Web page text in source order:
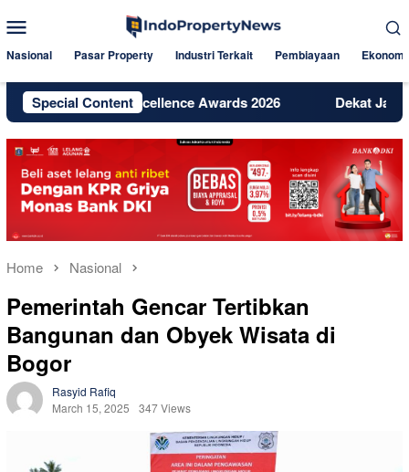
to
Menu
Nasional Pasar Property Industri Terkait Pembiayaan Ekonomi
Special Content
Excellence Awards 2026 Dekat Jakarta dan
Home Nasional
Pemerintah Gencar Tertibkan
Bangunan dan Obyek Wisata di
Bogor
Rasyid Rafiq
March 15, 2025
347 Views